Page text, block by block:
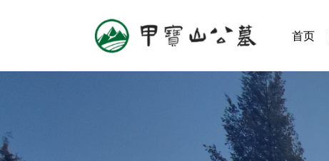
首页